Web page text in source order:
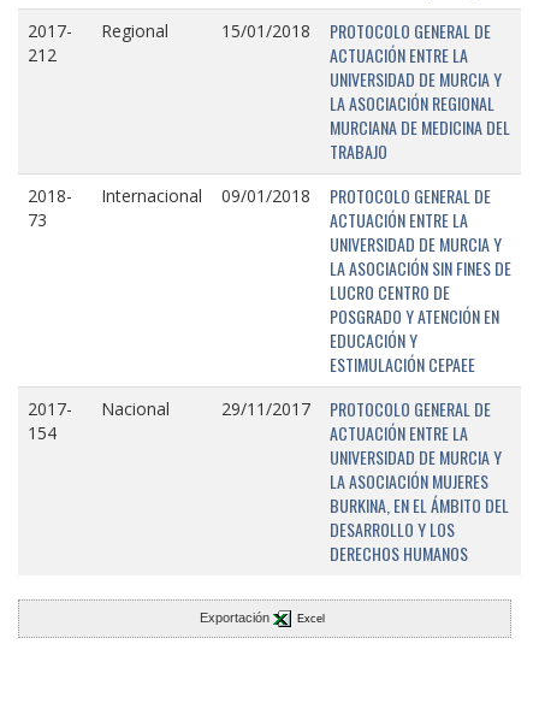
2017-
212
Regional 15/01/2018
PROTOCOLO GENERAL DE
ACTUACIÓN ENTRE LA
UNIVERSIDAD DE MURCIA Y
LA ASOCIACIÓN REGIONAL
MURCIANA DE MEDICINA DEL
TRABAJO
2018-
73
Internacional 09/01/2018
PROTOCOLO GENERAL DE
ACTUACIÓN ENTRE LA
UNIVERSIDAD DE MURCIA Y
LA ASOCIACIÓN SIN FINES DE
LUCRO CENTRO DE
POSGRADO Y ATENCIÓN EN
EDUCACIÓN Y
ESTIMULACIÓN CEPAEE
2017-
154
Nacional 29/11/2017
PROTOCOLO GENERAL DE
ACTUACIÓN ENTRE LA
UNIVERSIDAD DE MURCIA Y
LA ASOCIACIÓN MUJERES
BURKINA, EN EL ÁMBITO DEL
DESARROLLO Y LOS
DERECHOS HUMANOS
Exportación Excel